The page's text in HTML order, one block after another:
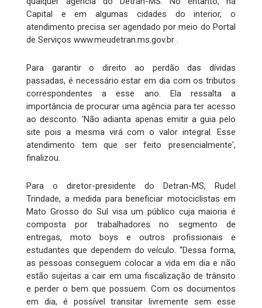
Capital e em algumas cidades do interior, o
atendimento precisa ser agendado por meio do Portal
de Serviços www.meudetran.ms.gov.br .
Para garantir o direito ao perdão das dívidas
passadas, é necessário estar em dia com os tributos
correspondentes a esse ano. Ela ressalta a
importância de procurar uma agência para ter acesso
ao desconto. 'Não adianta apenas emitir a guia pelo
site pois a mesma virá com o valor integral. Esse
atendimento tem que ser feito presencialmente',
finalizou.
Para o diretor-presidente do Detran-MS, Rudel
Trindade, a medida para beneficiar motociclistas em
Mato Grosso do Sul visa um público cuja maioria é
composta por trabalhadores no segmento de
entregas, moto boys e outros profissionais e
estudantes que dependem do veículo. “Dessa forma,
as pessoas conseguem colocar a vida em dia e não
estão sujeitas a cair em uma fiscalização de trânsito
e perder o bem que possuem. Com os documentos
em dia, é possível transitar livremente sem esse